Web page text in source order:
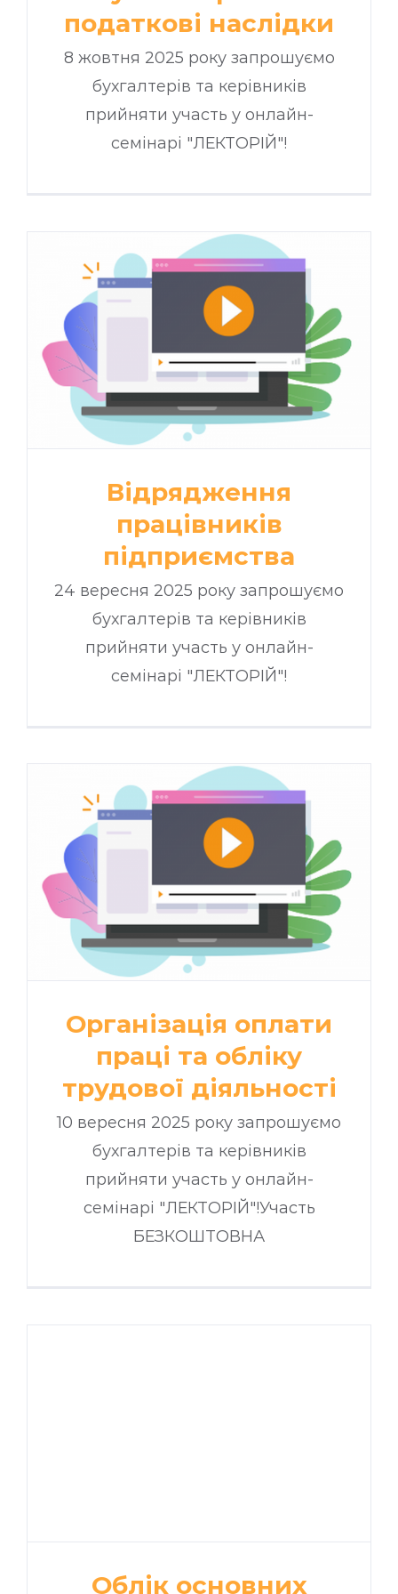
податкові наслідки
8 жовтня 2025 року запрошуємо
бухгалтерів та керівників
прийняти участь у онлайн-
семінарі "ЛЕКТОРІЙ"!
Відрядження
працівників
підприємства
24 вересня 2025 року запрошуємо
бухгалтерів та керівників
прийняти участь у онлайн-
семінарі "ЛЕКТОРІЙ"!
Організація оплати
праці та обліку
трудової діяльності
10 вересня 2025 року запрошуємо
бухгалтерів та керівників
прийняти участь у онлайн-
семінарі "ЛЕКТОРІЙ"!Участь
БЕЗКОШТОВНА
Облік основних